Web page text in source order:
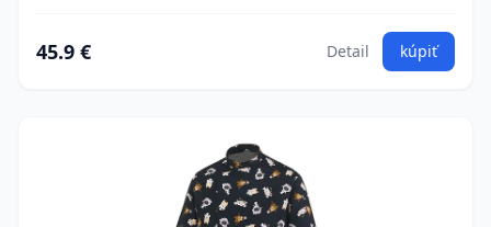
45.9 € Detail kúpiť